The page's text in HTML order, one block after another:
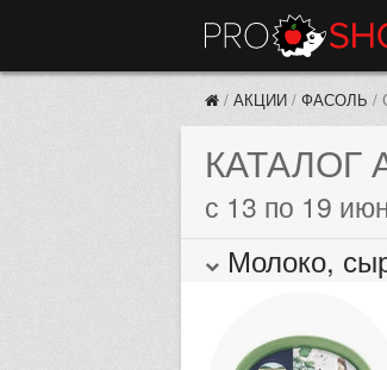
/ АКЦИИ / ФАСОЛЬ /
КАТАЛОГ
с 13 по 19
Молоко,